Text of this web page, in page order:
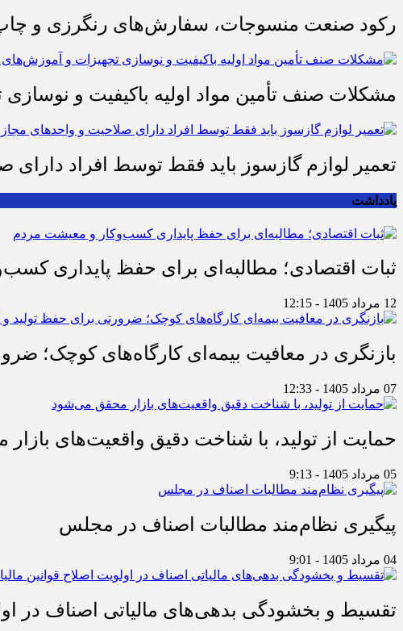
رکود صنعت منسوجات، سفارش‌های رنگرزی و
مشکلات صنف تأمین مواد اولیه باکیفیت و
تعمیر لوازم گازسوز باید فقط توسط افراد
یادداشت
ثبات اقتصادی؛ مطالبه‌ای برای حفظ پایداری
12 مرداد 1405 - 12:15
بازنگری در معافیت بیمه‌ای کارگاه‌های کوچک؛
07 مرداد 1405 - 12:33
حمایت از تولید، با شناخت دقیق واقعیت‌های
05 مرداد 1405 - 9:13
پیگیری نظام‌مند مطالبات اصناف در مجلس
04 مرداد 1405 - 9:01
تقسیط و بخشودگی بدهی‌های مالیاتی اصناف در